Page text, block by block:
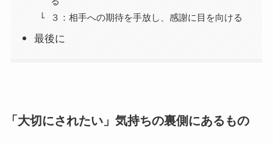
３：相手への期待を手放し、感謝に目を向ける
最後に
「大切にされたい」気持ちの裏側にあるもの